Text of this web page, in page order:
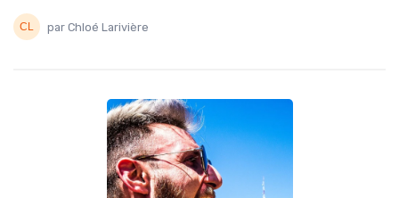
par Chloé Larivière